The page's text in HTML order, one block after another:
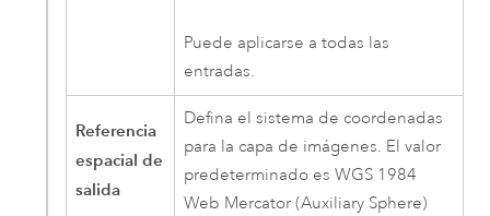
Puede aplicarse a todas las
entradas.
Referencia
espacial de
salida
Defina el sistema de coordenadas
para la capa de imágenes. El valor
predeterminado es WGS 1984
Web Mercator (Auxiliary Sphere)